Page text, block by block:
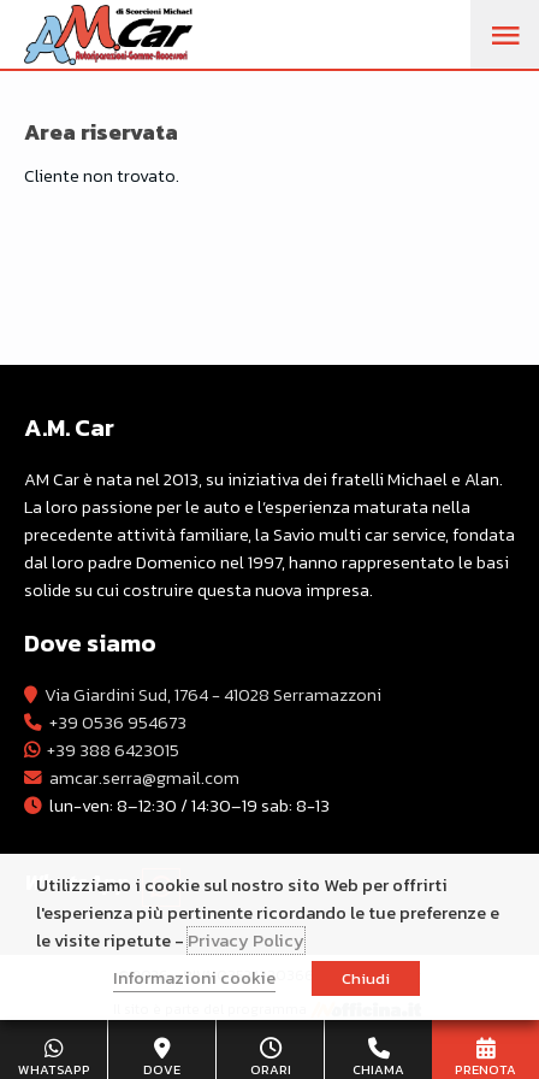
Area riservata
Cliente non trovato.
A.M. Car
AM Car è nata nel 2013, su iniziativa dei fratelli Michael e Alan.
La loro passione per le auto e l’esperienza maturata nella
precedente attività familiare, la Savio multi car service, fondata
dal loro padre Domenico nel 1997, hanno rappresentato le basi
solide su cui costruire questa nuova impresa.
Dove siamo
Via Giardini Sud, 1764 - 41028 Serramazzoni
+39 0536 954673
+39 388 6423015
amcar.serra@gmail.com
lun-ven: 8–12:30 / 14:30–19 sab: 8-13
WhatsApp
© 2026 - P.IVA 03524330366 -
Privacy Policy
WHATSAPP DOVE ORARI CHIAMA PRENOTA
Utilizziamo i cookie sul nostro sito Web per offrirti
l'esperienza più pertinente ricordando le tue preferenze e
le visite ripetute -Privacy Policy
Informazioni cookie
Chiudi